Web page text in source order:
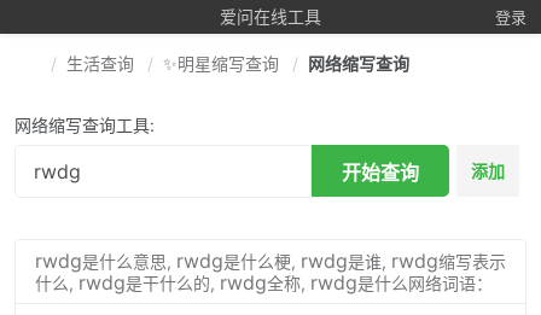
爱问在线工具 登录
生活查询 ✨明星缩写查询 网络缩写查询
网络缩写查询工具:
开始查询 添加
rwdg是什么意思, rwdg是什么梗, rwdg是谁, rwdg缩写表示
什么, rwdg是干什么的, rwdg全称, rwdg是什么网络词语：